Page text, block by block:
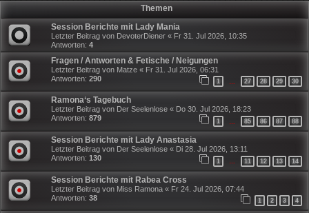
Themen
Session Berichte mit Lady Mania
Letzter Beitrag von DevoterDiener « Fr 31. Jul 2026, 10:35
Antworten: 4
Fragen / Antworten & Fetische / Neigungen
Letzter Beitrag von Matze « Fr 31. Jul 2026, 06:31
Antworten: 290 1 27 28 29 30
Ramona‘s Tagebuch
Letzter Beitrag von Der Seelenlose « Do 30. Jul 2026, 18:23
Antworten: 879 1 85 86 87 88
Session Berichte mit Lady Anastasia
Letzter Beitrag von Der Seelenlose « Di 28. Jul 2026, 13:11
Antworten: 130 1 … 11 12 13 14
Session Berichte mit Rabea Cross
Letzter Beitrag von Miss Ramona « Fr 24. Jul 2026, 07:44
Antworten: 38 1 2 3 4